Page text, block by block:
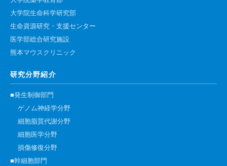
大学院生命科学研究部
生命資源研究・支援センター
医学部総合研究施設
熊本マウスクリニック
研究分野紹介
■発生制御部門
ゲノム神経学分野
細胞脂質代謝分野
細胞医学分野
損傷修復分野
■幹細胞部門